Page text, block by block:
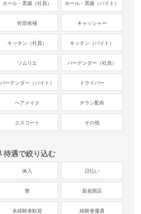
ホール・黒服（社員） ホール・黒服（バイト）
幹部候補 キャッシャー
キッチン（社員） キッチン（バイト）
ソムリエ バーテンダー（社員）
バーテンダー（バイト） ドライバー
ヘアメイク チラシ配布
エスコート その他
待遇で絞り込む
体入 日払い
寮 新規開店
未経験者歓迎 経験者優遇